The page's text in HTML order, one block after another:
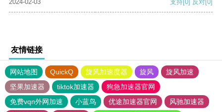
2024-02-03 支持[0] 反对[0]
友情链接
网站地图 QuickQ 旋风加速度器 旋风
旋风加速
坚果加速器
tiktok加速器
狗急加速器官网
免费vqn外网加速
小蓝鸟 优途加速器官网
风驰加速器